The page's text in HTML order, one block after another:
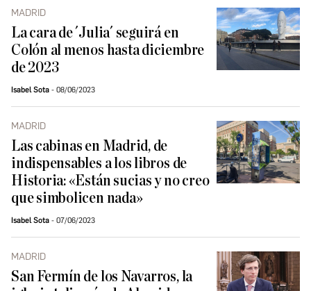
MADRID
La cara de ´Julia´ seguirá en
Colón al menos hasta diciembre
de 2023
Isabel Sota 08/06/2023
MADRID
Las cabinas en Madrid, de
indispensables a los libros de
Historia: «Están sucias y no creo
que simbolicen nada»
Isabel Sota 07/06/2023
MADRID
San Fermín de los Navarros, la